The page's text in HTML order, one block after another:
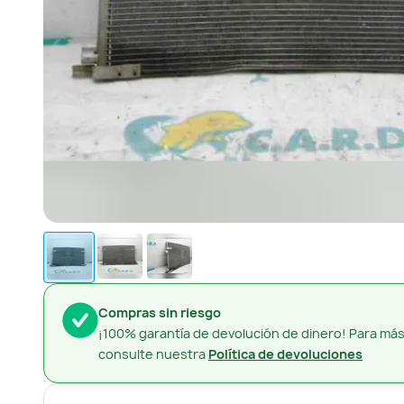
Compras sin riesgo
¡100% garantía de devolución de dinero! Para
consulte nuestra Política de devoluciones